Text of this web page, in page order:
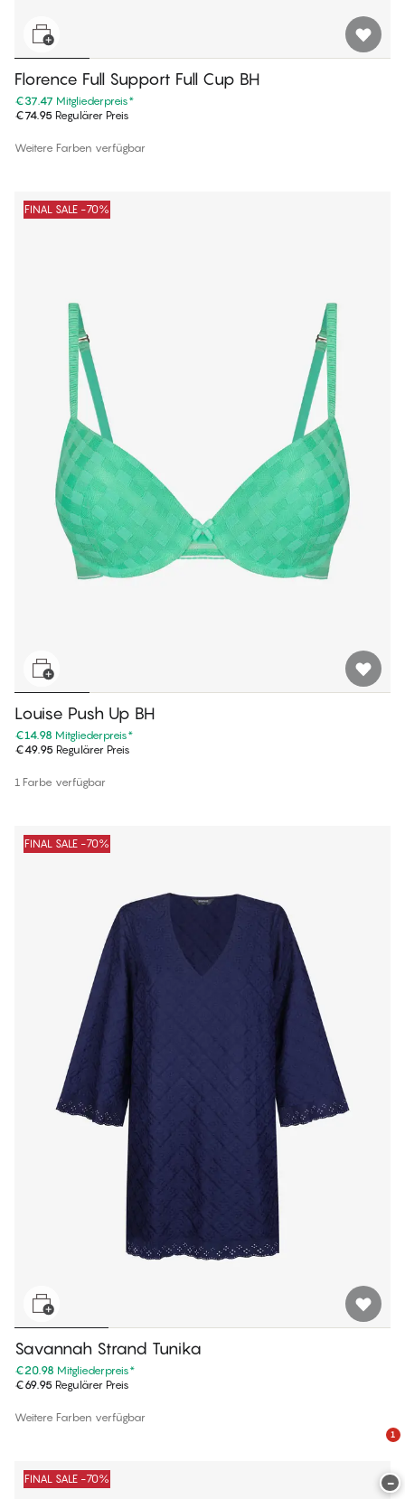
Florence Full Support Full Cup BH
€37.47 Mitgliederpreis*
€74.95 Regulärer Preis
Weitere Farben verfügbar
FINAL SALE -70%
Louise Push Up BH
€14.98 Mitgliederpreis*
€49.95 Regulärer Preis
1 Farbe verfügbar
FINAL SALE -70%
Savannah Strand Tunika
€20.98 Mitgliederpreis*
€69.95 Regulärer Preis
Weitere Farben verfügbar
FINAL SALE -70%
1
−